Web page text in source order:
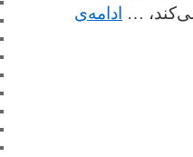
… ادامه‌ی